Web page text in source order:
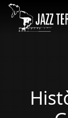
Skip to main